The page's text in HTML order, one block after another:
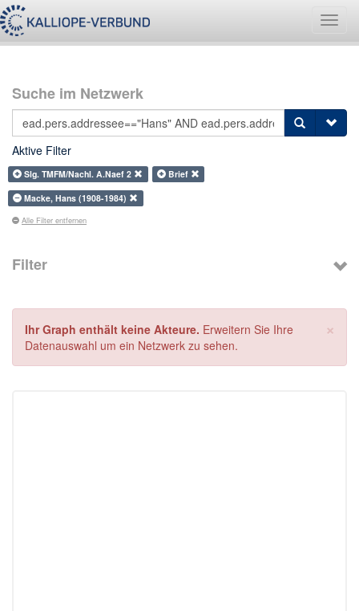
Suche im Netzwerk
Aktive Filter
Slg. TMFM/Nachl. A.Naef 2
Brief
Macke, Hans (1908-1984)
Alle Filter entfernen
Filter
×
Ihr Graph enthält keine Akteure. Erweitern Sie Ihre
Datenauswahl um ein Netzwerk zu sehen.